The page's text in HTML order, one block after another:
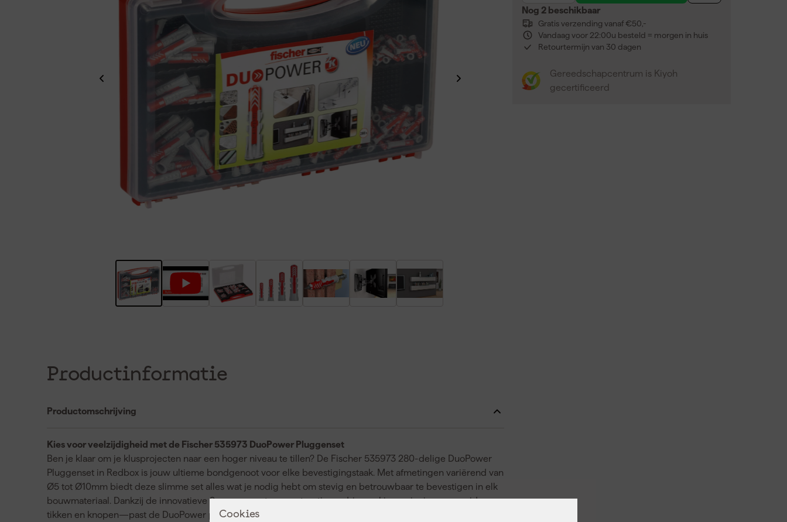
Cookies
Nog 2 beschikbaar
Gratis verzending vanaf €50,-
Vandaag voor 22:00u besteld = morgen in huis
Retourtermijn van 30 dagen
Gereedschapcentrum is Kiyoh
gecertificeerd
Productinformatie
Productomschrijving
Kies voor veelzijdigheid met de Fischer 535973 DuoPower Pluggenset
Ben je klaar om je klusprojecten naar een hoger niveau te tillen? De Fischer 535973 280-delige DuoPower
Pluggenset in Redbox is jouw ultieme bondgenoot voor elke bevestigingstaak. Met afmetingen variërend van
Ø5 tot Ø10mm biedt deze slimme set alles wat je nodig hebt om stevig en betrouwbaar te bevestigen in elk
bouwmateriaal. Dankzij de innovatieve 2-componenten constructie en drie werkingsprincipes—spreiden,
tikken en knopen—past de DuoPower plug zich moeiteloos aan de ondergrond aan. Of je nu werkt in beton